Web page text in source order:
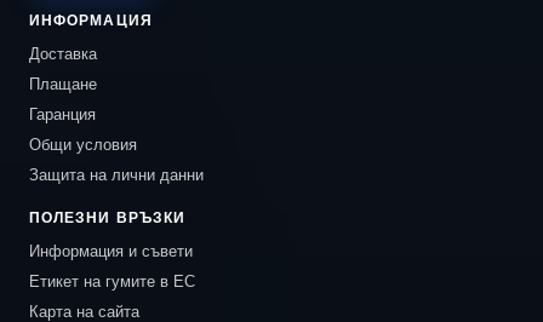
ИНФОРМАЦИЯ
Доставка
Плащане
Гаранция
Общи условия
Защита на лични данни
ПОЛЕЗНИ ВРЪЗКИ
Информация и съвети
Етикет на гумите в ЕС
Карта на сайта